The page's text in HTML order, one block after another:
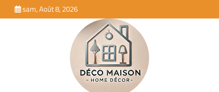
to
sam, Août 8, 2026